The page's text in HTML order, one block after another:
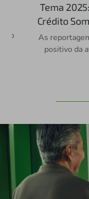
Tema
Crédito
As
positivo da